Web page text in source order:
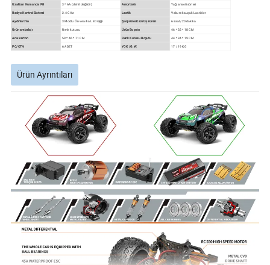
Uzaktan Kumanda Pili 3 * AA (dahil değildir) Amortisör
Yağ amortisörleri
Radyo Kontrol Sistemi
2.4 GHz Lastik
Vakum kauçuk Lastikler
Aydınlatma
3 Modlu Ön ve arka LED ışığı Şarj süresi/sürüş süresi 6 saat/20 dakika
Ürün ambalajı Renk kutusu Ürün Boyutu 46 * 32 * 18 CM
Ana karton 59 * 46 * 71 CM Renk Kutusu Boyutu
44 * 34 * 19 CM
PC/CTN
6 ADET YOK /G.W. 17 / 19 KG
Ürün Ayrıntıları